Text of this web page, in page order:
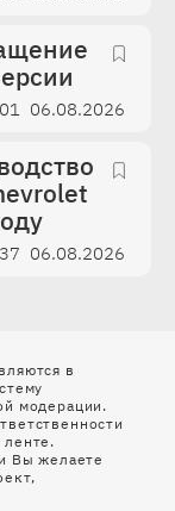
06.08.2026
06.08.2026
в
модерации.
ленте.
Вы желаете